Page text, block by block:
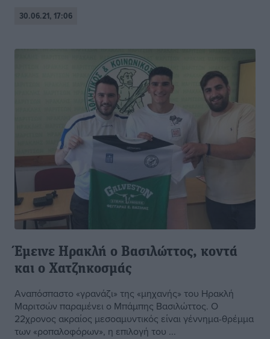
30.06.21, 17:06
Έμεινε Ηρακλή ο Βασιλώττος, κοντά
και ο Χατζηκοσμάς
Αναπόσπαστο «γρανάζι» της «μηχανής» του Ηρακλή
Μαριτσών παραμένει ο Μπάμπης Βασιλώττος. Ο
22χρονος ακραίος μεσοαμυντικός είναι γέννημα-θρέμμα
των «ροπαλοφόρων», η επιλογή του ...